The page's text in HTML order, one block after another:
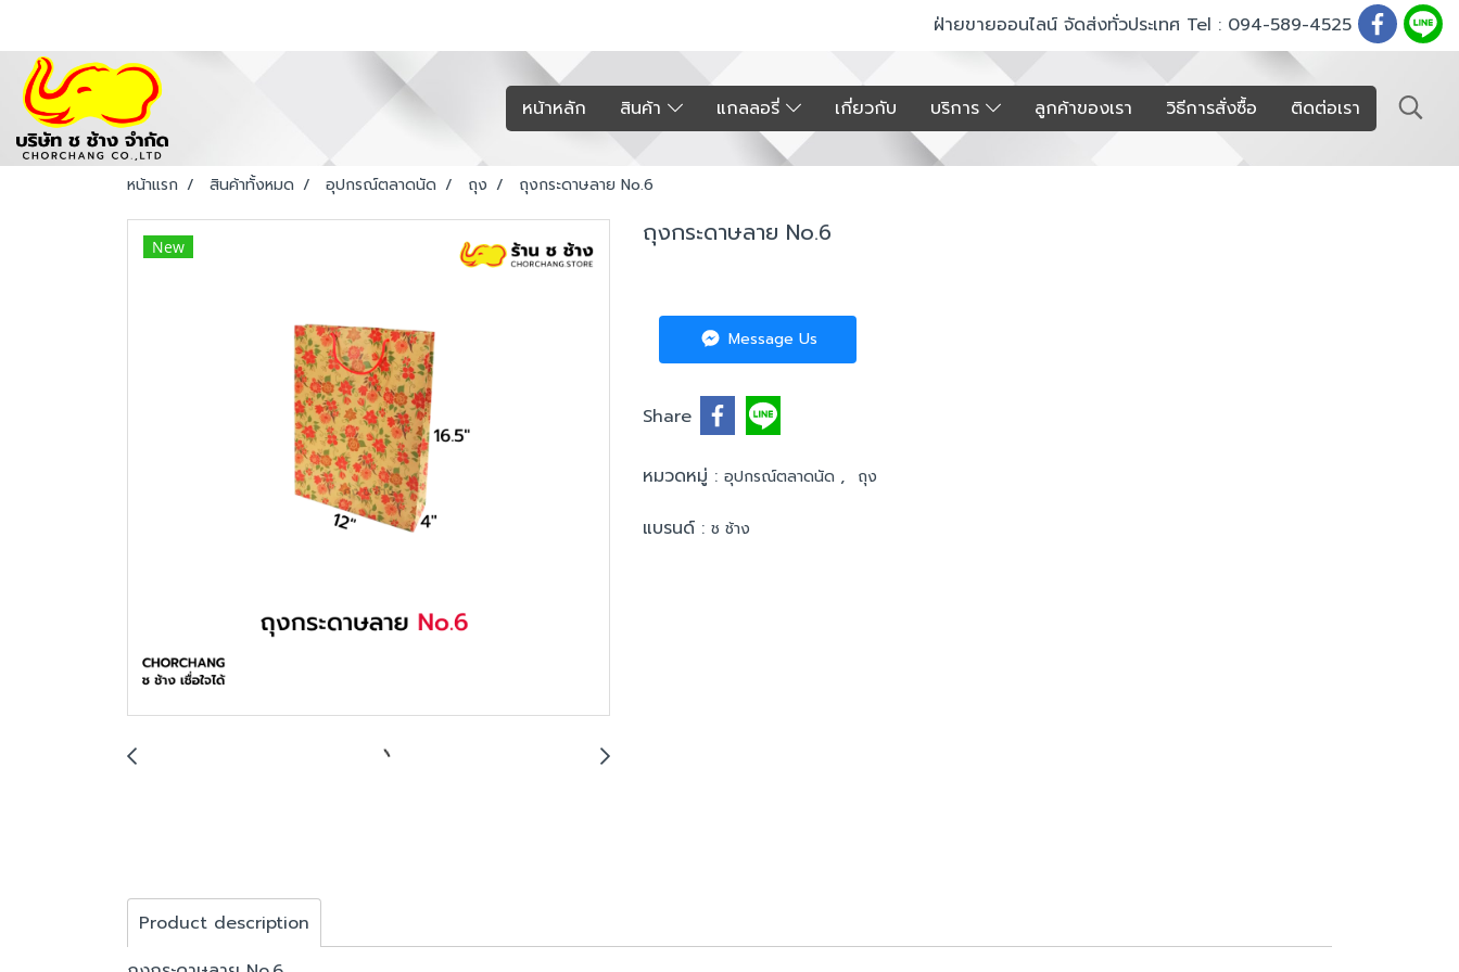
ฝ่ายขายออนไลน์ จัดส่งทั่วประเทศ Tel : 094-589-4525
หน้าหลัก สินค้า แกลลอรี่ เกี่ยวกับ บริการ ลูกค้าของเรา วิธีการสั่งซื้อ ติดต่อเรา
หน้าแรก สินค้าทั้งหมด อุปกรณ์ตลาดนัด ถุง ถุงกระดาษลาย No.6
New ถุงกระดาษลาย No.6
Message Us
Share
หมวดหมู่ : อุปกรณ์ตลาดนัด , ถุง
แบรนด์ : ช ช้าง
Product description